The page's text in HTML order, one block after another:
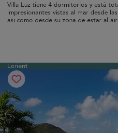
Villa Luz tiene 4 dormitorios y está
impresionantes vistas al mar desde
así como desde su zona de estar al
Lorient